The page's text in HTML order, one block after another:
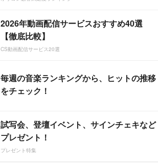
2026年動画配信サービスおすすめ40選
【徹底比較】
CS動画配信サービス20選
毎週の音楽ランキングから、ヒットの推移
をチェック！
試写会、登壇イベント、サインチェキなど
プレゼント！
プレゼント特集